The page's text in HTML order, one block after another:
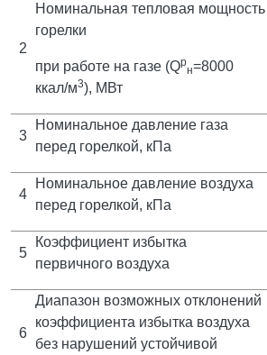
2
Номинальная тепловая мощность
горелки
при работе на газе (Qр
н=8000
ккал/м3), МВт
3
Номинальное давление газа
перед горелкой, кПа
4
Номинальное давление воздуха
перед горелкой, кПа
5
Коэффициент избытка
первичного воздуха
6
Диапазон возможных отклонений
коэффициента избытка воздуха
без нарушений устойчивой